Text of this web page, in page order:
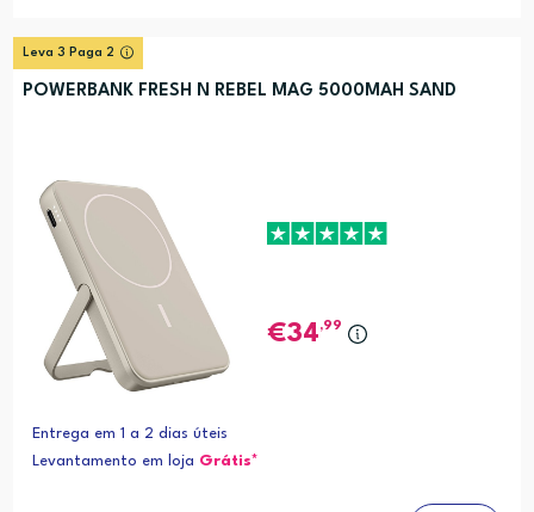
Leva 3 Paga 2
POWERBANK FRESH N REBEL MAG 5000MAH SAND
34,99
Entrega em 1 a 2 dias úteis
Levantamento em loja Grátis*